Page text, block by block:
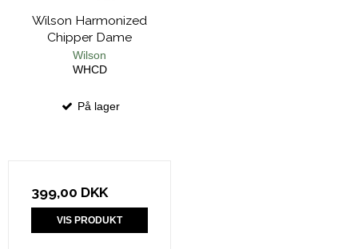
Wilson Harmonized
Chipper Dame
Wilson
WHCD
På lager
399,00 DKK
VIS PRODUKT